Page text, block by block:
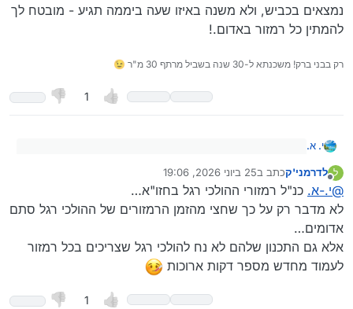
נמצאים בכביש, ולא משנה באיזו שעה ביממה תגיע - מובטח לך
להמתין כל רמזור באדום.!
רק בבני ברק! משכנתא ל-30 שנה בשביל מרתף 30 מ"ר 😉
1
י. א.
ברכב פרטי אני תמיד בורח מחזון איש לאהרונוביץ כי הרמזורים
חד משמעית!
בכביש, ולא משנה באיזו שעה ביממה תגיע - מובטח לך להמתין כל
רמזור באדום.!
ל לדרמני'קכתב ב25 ביוני 2026, 19:06
נערך לאחרונה על ידי
@י.-א. כנ"ל רמזורי ההולכי רגל בחזו"א…
לא מדבר רק על כך שחצי מהזמן הרמזורים של ההולכי רגל סתם
אדומים…
אלא גם התכנון שלהם לא נח להולכי רגל שצריכים בכל רמזור
לעמוד מחדש מספר דקות ארוכות
1